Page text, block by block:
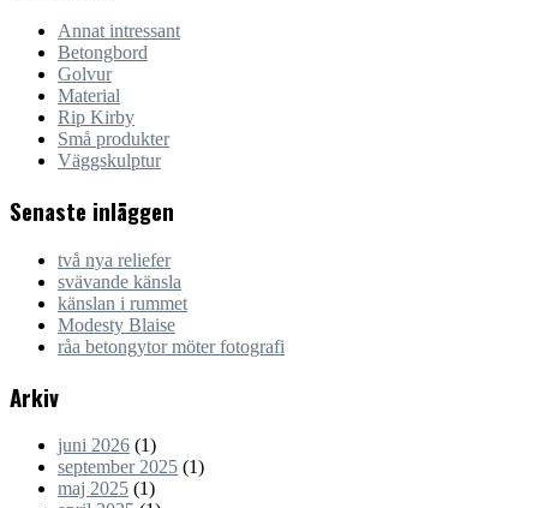
Annat intressant
Betongbord
Golvur
Material
Rip Kirby
Små produkter
Väggskulptur
Senaste inläggen
två nya reliefer
svävande känsla
känslan i rummet
Modesty Blaise
råa betongytor möter fotografi
Arkiv
juni 2026 (1)
september 2025 (1)
maj 2025 (1)